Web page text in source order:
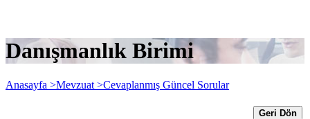
Danışmanlık Birimi
Anasayfa >Mevzuat >Cevaplanmış Güncel Sorular
Geri Dön